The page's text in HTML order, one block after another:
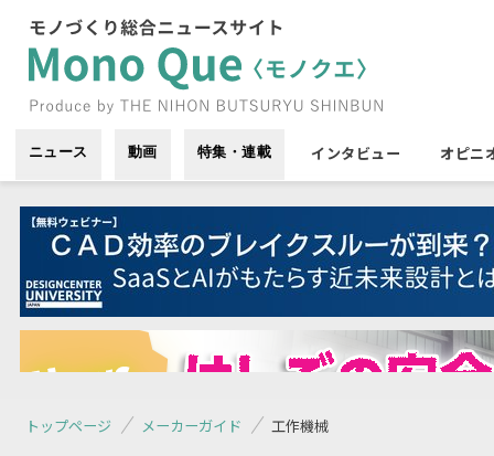
ニュース 動画 特集・連載 インタビュー オピニ
トップページ メーカーガイド 工作機械